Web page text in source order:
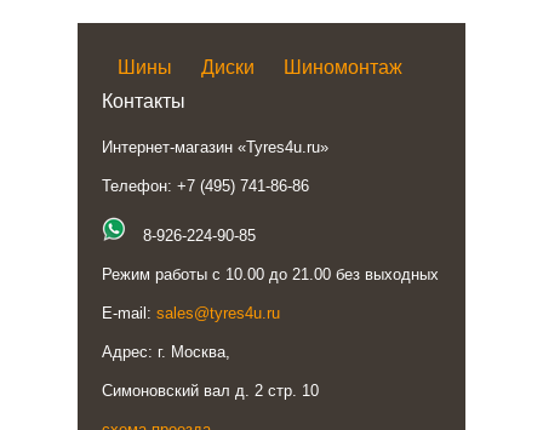
Шины Диски
Шиномонтаж
Контакты
Интернет-магазин «Tyres4u.ru»
Телефон: +7 (495) 741-86-86
8-926-224-90-85
Режим работы с 10.00 до 21.00 без выходных
E-mail: sales@tyres4u.ru
Адрес: г. Москва,
Симоновский вал д. 2 стр. 10